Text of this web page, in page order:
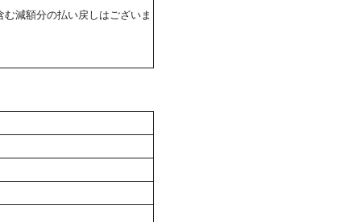
減額分の払い戻しはございま